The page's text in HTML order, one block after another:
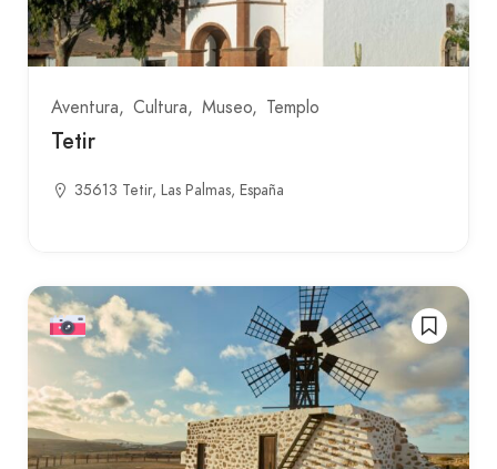
Aventura Cultura Museo Templo
Tetir
35613 Tetir, Las Palmas, España